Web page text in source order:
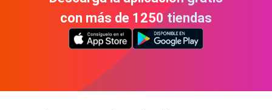
con más de 1250 tiendas